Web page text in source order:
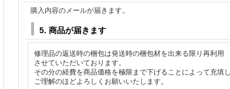
購入内容のメールが届きます。
5. 商品が届きます
修理品の返送時の梱包は発送時の梱包材を出来る限り再利用
させていただいております。
その分の経費を商品価格を極限まで下げることによって充填し
ご理解のほどよろしくお願いいたします。